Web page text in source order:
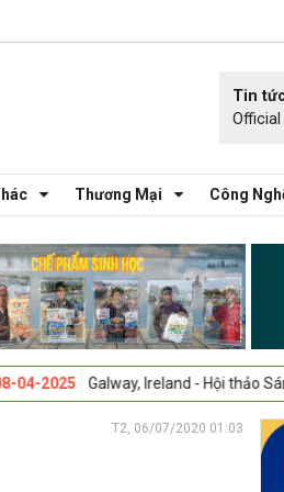
Tin
Thương Mại Công
Ireland - Hội thảo Sáng kiến sức
T2, 06/07/2020 01:03